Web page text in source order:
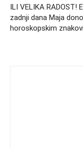
ILI VELIKA RADOST!
zadnji dana Maja
horoskopskim